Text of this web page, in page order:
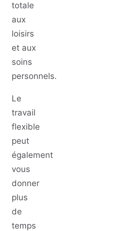
totale
aux
loisirs
et aux
soins
personnels.
Le
travail
flexible
peut
également
vous
donner
plus
de
temps